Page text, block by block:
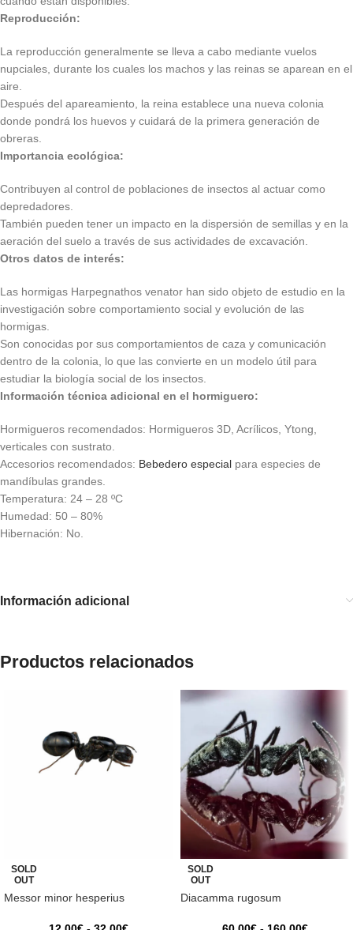
Reproducción:
La reproducción generalmente se lleva a cabo mediante vuelos
nupciales, durante los cuales los machos y las reinas se aparean en el
aire.
Después del apareamiento, la reina establece una nueva colonia
donde pondrá los huevos y cuidará de la primera generación de
obreras.
Importancia ecológica:
Contribuyen al control de poblaciones de insectos al actuar como
depredadores.
También pueden tener un impacto en la dispersión de semillas y en la
aeración del suelo a través de sus actividades de excavación.
Otros datos de interés:
Las hormigas Harpegnathos venator han sido objeto de estudio en la
investigación sobre comportamiento social y evolución de las
hormigas.
Son conocidas por sus comportamientos de caza y comunicación
dentro de la colonia, lo que las convierte en un modelo útil para
estudiar la biología social de los insectos.
Información técnica adicional en el hormiguero:
Hormigueros recomendados: Hormigueros 3D, Acrílicos, Ytong,
verticales con sustrato.
Accesorios recomendados: Bebedero especial para especies de
mandíbulas grandes.
Temperatura: 24 – 28 ºC
Humedad: 50 – 80%
Hibernación: No.
Información adicional
Productos relacionados
SOLD
OUT
Messor minor hesperius
SOLD
OUT
Diacamma rugosum